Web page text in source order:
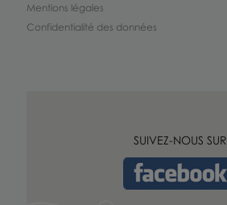
Mentions légales
Confidentialité des données
SUIVEZ-NOUS SUR